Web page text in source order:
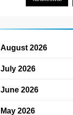
August 2026
July 2026
June 2026
May 2026